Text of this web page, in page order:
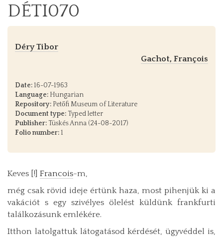
DÉTI070
Déry Tibor
Gachot, François
Date:16-07-1963
Language: Hungarian
Repository: Petőfi Museum of Literature
Document type: Typed letter
Publisher: Tüskés Anna (24-08-2017)
Folio number:1
Keves [!] Francois-m,
még csak rövid ideje értünk haza, most pihenjük ki a
vakációt s egy szivélyes ölelést küldünk frankfurti
találkozásunk emlékére.
Itthon latolgattuk látogatásod kérdését, ügyvéddel is,